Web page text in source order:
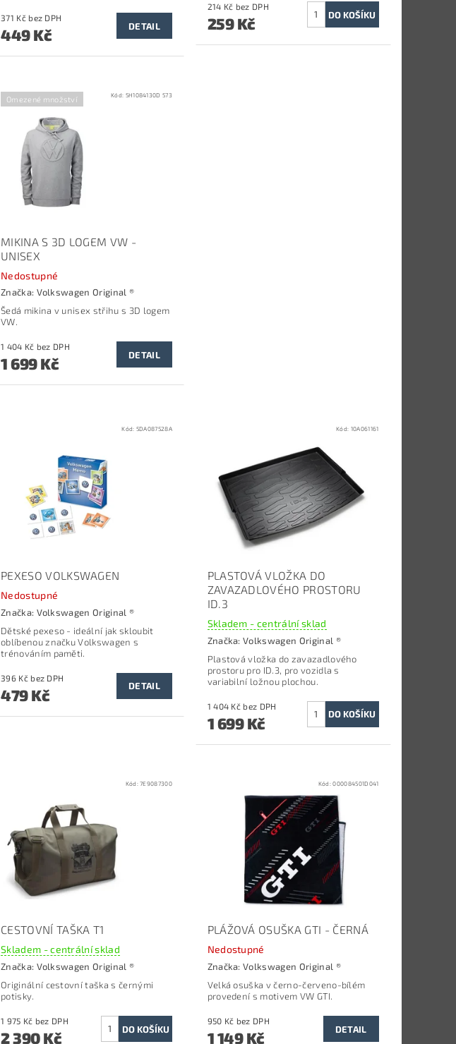
371 Kč bez DPH
449 Kč DETAIL
214 Kč bez DPH
259 Kč
Omezené množství Kód: 5H1084130D 573
MIKINA S 3D LOGEM VW -
UNISEX
Nedostupné
Značka: Volkswagen Original ®
Šedá mikina v unisex střihu s 3D logem
VW.
1 404 Kč bez DPH
1 699 Kč DETAIL
Kód: 5DA087528A
PEXESO VOLKSWAGEN
Nedostupné
Značka: Volkswagen Original ®
Dětské pexeso - ideální jak skloubit
oblíbenou značku Volkswagen s
trénováním paměti.
396 Kč bez DPH
479 Kč DETAIL
Kód: 10A061161
PLASTOVÁ VLOŽKA DO
ZAVAZADLOVÉHO PROSTORU
ID.3
Skladem - centrální sklad
Značka:Volkswagen Original ®
Plastová vložka do zavazadlového
prostoru pro ID.3, pro vozidla s
variabilní ložnou plochou.
1 404 Kč bez DPH
1 699 Kč
Kód:7E9087300
CESTOVNÍ TAŠKA T1
Skladem - centrální sklad
Značka: Volkswagen Original ®
Originální cestovní taška s černými
potisky.
1 975 Kč bez DPH
2 390 Kč
Kód:000084501D041
PLÁŽOVÁ OSUŠKA GTI - ČERNÁ
Nedostupné
Značka:Volkswagen Original ®
Velká osuška v černo-červeno-bílém
provedení s motivem VW GTI.
950 Kč bez DPH
1 149 Kč DETAIL